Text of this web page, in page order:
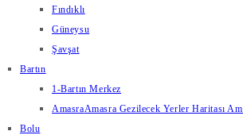
Fındıklı
Güneysu
Şavşat
Bartın
1-Bartın Merkez
AmasraAmasra Gezilecek Yerler Haritası
Bolu